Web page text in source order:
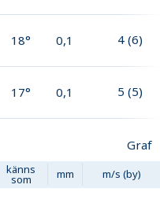
18° 0,1 4 (6)
17° 0,1 5 (5)
Graf
känns
som mm m/s (by)